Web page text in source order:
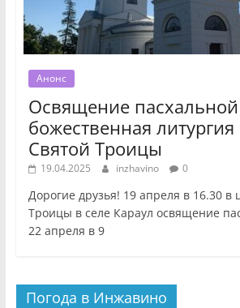
Анонс
Освящение
божественная
Святой Троицы
19.04.2025 inzhavino 0
Дорогие друзья! 19 апреля в 16.30 в
Троицы в селе Караул освящение
22 апреля в 9
Погода в Инжавино